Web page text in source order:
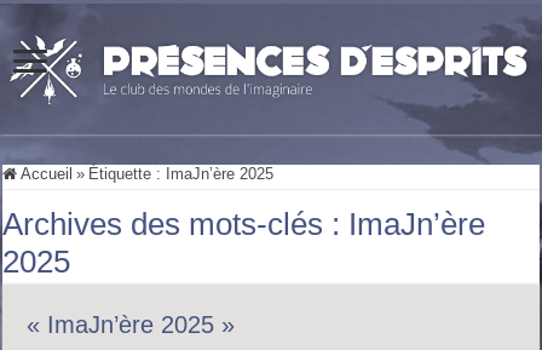
Accueil » Étiquette : ImaJn’ère 2025
Archives des mots-clés : ImaJn’ère
2025
« ImaJn’ère 2025 »